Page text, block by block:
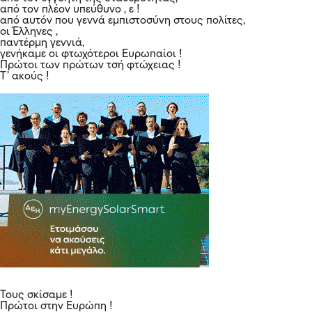
από τον πλέον υπεύθυνο , ε !
από αυτόν που γεννά εμπιστοσύνη στους πολίτες,
οι Έλληνες ,
παντέρμη γεννιά,
γενήκαμε οι φτωχότεροι Ευρωπαίοι !
Πρώτοι των πρώτων τσή φτώχειας !
Τ’ ακούς !
Τους σκίσαμε !
Πρώτοι στην Ευρώπη !